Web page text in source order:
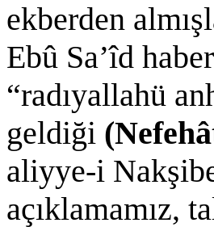
ekberden
Ebû Sa’îd
“radıyallahü
geldiği
aliyye-i
açıklamamız,